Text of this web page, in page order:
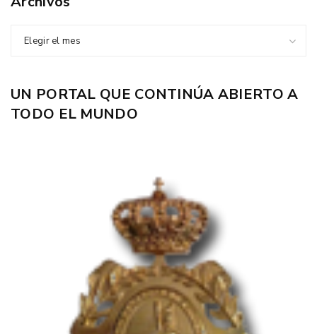
Elegir el mes
UN PORTAL QUE CONTINÚA ABIERTO A
TODO EL MUNDO